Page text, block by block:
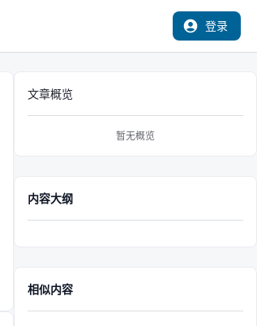
登录
文章概览
暂无概览
内容大纲
相似内容